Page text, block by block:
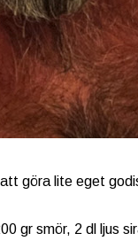
göra lite eget
gr smör, 2 dl ljus